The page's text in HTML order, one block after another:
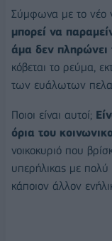
Σύμφωνα με το νέο
μπορεί να
άμα δεν πληρώνει
κόβεται το ρεύμα,
των ευάλωτων
Ποιοι είναι αυτοί;
όρια του
νοικοκυριό που
υπερήλικας με
κάποιον άλλον